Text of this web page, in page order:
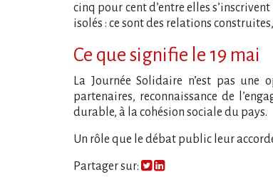
cinq pour cent d​‌’entre elles
isolés : ce sont des relations
Ce que signifie le 19 mai
La Journée Solidaire n​‌’est pas une
partenaires, reconnaissance de
durable, à la cohésion sociale du pays.
Un rôle que le débat public leur
Partager sur: